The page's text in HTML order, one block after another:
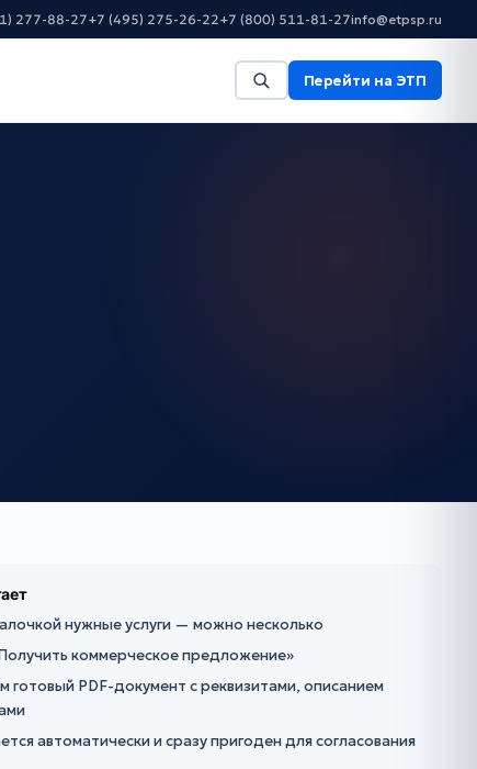
277-88-27+7 (495) 275-26-22+7 (800) 511-81-27info@etpsp.ru
Перейти на ЭТП
нужные услуги — можно несколько
коммерческое предложение»
готовый PDF-документ с реквизитами, описанием
автоматически и сразу пригоден для согласования